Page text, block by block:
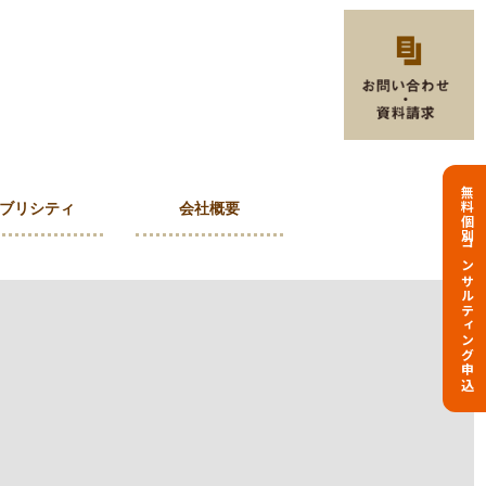
無料個別コンサルティング申込
リシティ 会社概要